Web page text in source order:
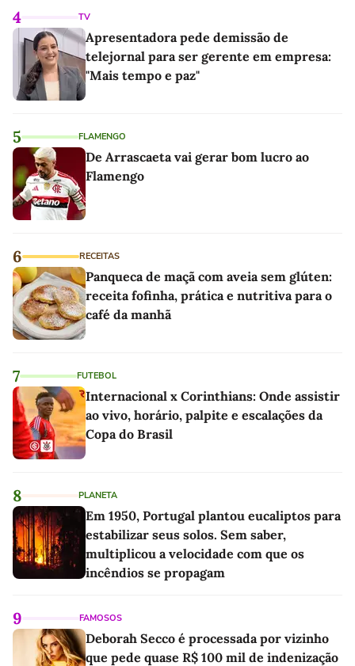
4 TV
Apresentadora pede demissão de
telejornal para ser gerente em empresa:
"Mais tempo e paz"
5 FLAMENGO
De Arrascaeta vai gerar bom lucro ao
Flamengo
6 RECEITAS
Panqueca de maçã com aveia sem glúten:
receita fofinha, prática e nutritiva para o
café da manhã
7 FUTEBOL
Internacional x Corinthians: Onde assistir
ao vivo, horário, palpite e escalações da
Copa do Brasil
8 PLANETA
Em 1950, Portugal plantou eucaliptos para
estabilizar seus solos. Sem saber,
multiplicou a velocidade com que os
incêndios se propagam
9 FAMOSOS
Deborah Secco é processada por vizinho
que pede quase R$ 100 mil de indenização